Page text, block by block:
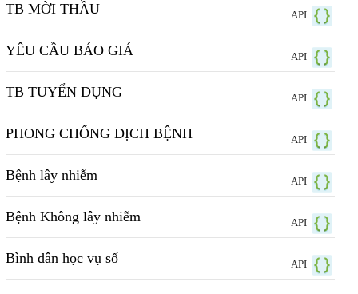
TB MỜI THẦU API
YÊU CẦU BÁO GIÁ API
TB TUYỂN DỤNG API
PHONG CHỐNG DỊCH BỆNH API
Bệnh lây nhiễm API
Bệnh Không lây nhiễm API
Bình dân học vụ số API